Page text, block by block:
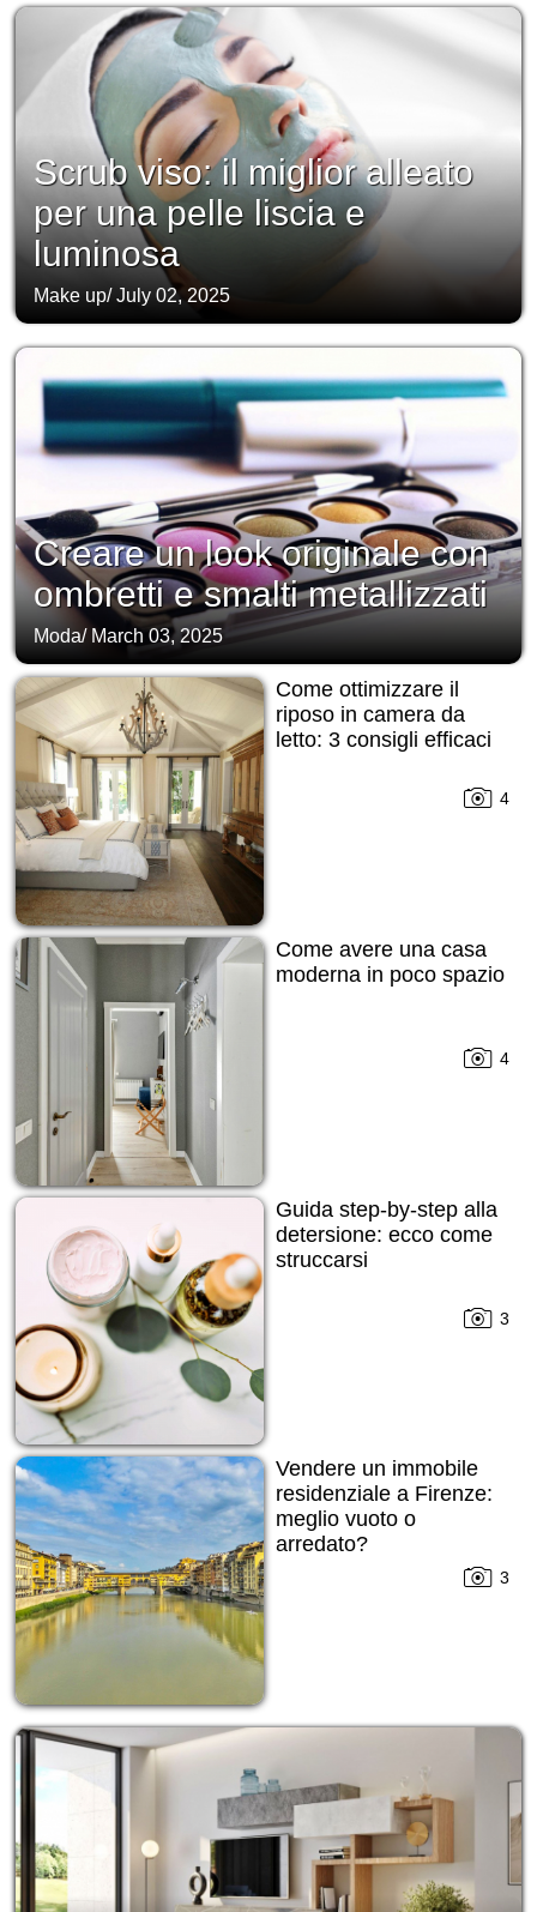
Scrub viso: il miglior alleato
per una pelle liscia e
luminosa
Make up/July 02, 2025
Creare un look originale con
ombretti e smalti metallizzati
Moda/ March 03, 2025
Come ottimizzare il
riposo in camera da
letto: 3 consigli efficaci
4
Come avere una casa
moderna in poco spazio
4
Guida step-by-step alla
detersione: ecco come
struccarsi
3
Vendere un immobile
residenziale a Firenze:
meglio vuoto o
arredato?
3